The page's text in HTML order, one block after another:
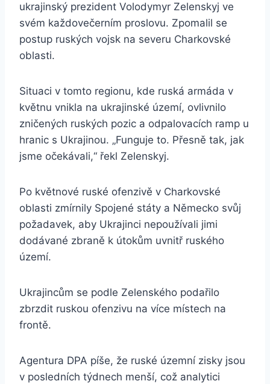
ukrajinský prezident Volodymyr Zelenskyj ve
svém každovečerním proslovu. Zpomalil se
postup ruských vojsk na severu Charkovské
oblasti.
Situaci v tomto regionu, kde ruská armáda v
květnu vnikla na ukrajinské území, ovlivnilo
zničených ruských pozic a odpalovacích ramp u
hranic s Ukrajinou. „Funguje to. Přesně tak, jak
jsme očekávali,“ řekl Zelenskyj.
Po květnové ruské ofenzivě v Charkovské
oblasti zmírnily Spojené státy a Německo svůj
požadavek, aby Ukrajinci nepoužívali jimi
dodávané zbraně k útokům uvnitř ruského
území.
Ukrajincům se podle Zelenského podařilo
zbrzdit ruskou ofenzivu na více místech na
frontě.
Agentura DPA píše, že ruské územní zisky jsou
v posledních týdnech menší, což analytici